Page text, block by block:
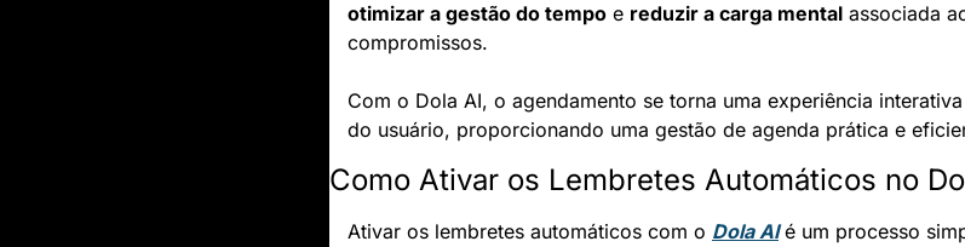
otimizar a gestão do tempo e reduzir a carga mental associada
compromissos.
Com o Dola AI, o agendamento se torna uma experiência
do usuário, proporcionando uma gestão de agenda prática e
Como Ativar os Lembretes Automáticos no
Ativar os lembretes automáticos com o Dola AI é um processo